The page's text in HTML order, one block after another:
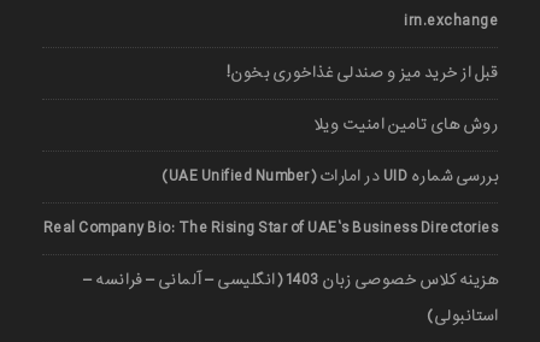
irn.exchange
قبل از خرید میز و صندلی غذاخوری بخون!
روش های تامین امنیت ویلا
بررسی شماره UID در امارات (UAE Unified Number)
Real Company Bio: The Rising Star of UAE’s Business Directories
هزینه کلاس خصوصی زبان 1403 (انگلیسی – آلمانی – فرانسه –
استانبولی)